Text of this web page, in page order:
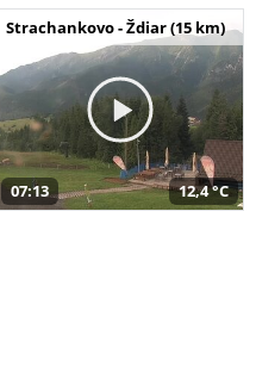
Strachankovo - Ždiar (15 km)
07:13 12,4 °C